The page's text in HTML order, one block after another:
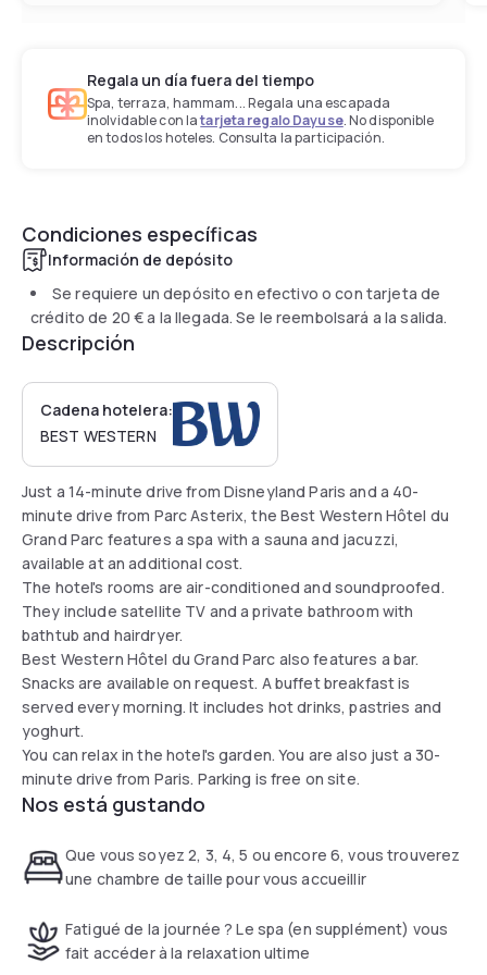
Regala un día fuera del tiempo
Spa, terraza, hammam... Regala una escapada
inolvidable con latarjeta regalo Dayuse. No disponible
en todos los hoteles. Consulta la participación.
Condiciones específicas
Información de depósito
Se requiere un depósito en efectivo o con tarjeta de
crédito de 20 €a la llegada. Se le reembolsará a la salida.
Descripción
Cadena hotelera:
BEST WESTERN
Just a 14-minute drive from Disneyland Paris and a 40-
minute drive from Parc Asterix, the Best Western Hôtel du
Grand Parc features a spa with a sauna and jacuzzi,
available at an additional cost.
The hotel's rooms are air-conditioned and soundproofed.
They include satellite TV and a private bathroom with
bathtub and hairdryer.
Best Western Hôtel du Grand Parc also features a bar.
Snacks are available on request. A buffet breakfast is
served every morning. It includes hot drinks, pastries and
yoghurt.
You can relax in the hotel's garden. You are also just a 30-
minute drive from Paris. Parking is free on site.
Nos está gustando
Que vous soyez 2, 3, 4, 5 ou encore 6, vous trouverez
une chambre de taille pour vous accueillir
Fatigué de la journée ? Le spa (en supplément) vous
fait accéder à la relaxation ultime